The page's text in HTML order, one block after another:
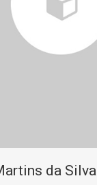
da Silva